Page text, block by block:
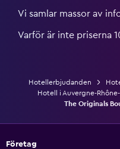
Vi samlar massor av
Varför är inte priserna
Hotellerbjudanden
Hotell i Auvergne-
The Originals
Företag